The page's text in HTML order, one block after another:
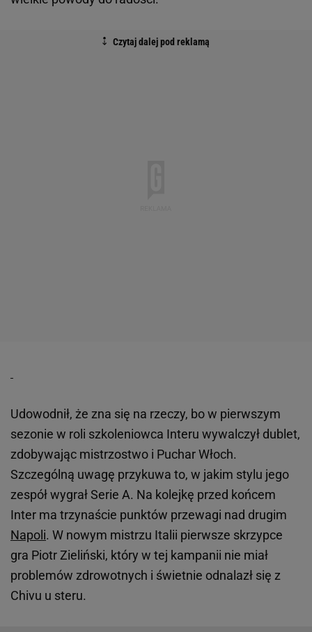
Udowodnił, że zna się na rzeczy, bo w pierwszym
sezonie w roli szkoleniowca Interu wywalczył dublet,
zdobywając mistrzostwo i Puchar Włoch.
Szczególną uwagę przykuwa to, w jakim stylu jego
zespół wygrał Serie A. Na kolejkę przed końcem
Inter ma trzynaście punktów przewagi nad drugim
Napoli. W nowym mistrzu Italii pierwsze skrzypce
gra Piotr Zieliński, który w tej kampanii nie miał
problemów zdrowotnych i świetnie odnalazł się z
Chivu u steru.